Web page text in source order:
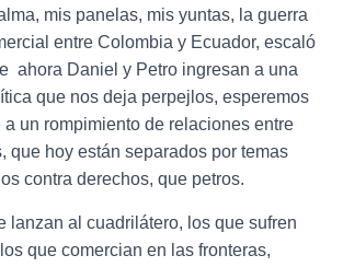
mis panelas, mis yuntas, la guerra
entre Colombia y Ecuador, escaló
ahora Daniel y Petro ingresan a una
que nos deja perpejlos, esperemos
un rompimiento de relaciones entre
que hoy están separados por temas
contra derechos, que petros.
lanzan al cuadrilátero, los que sufren
que comercian en las fronteras,